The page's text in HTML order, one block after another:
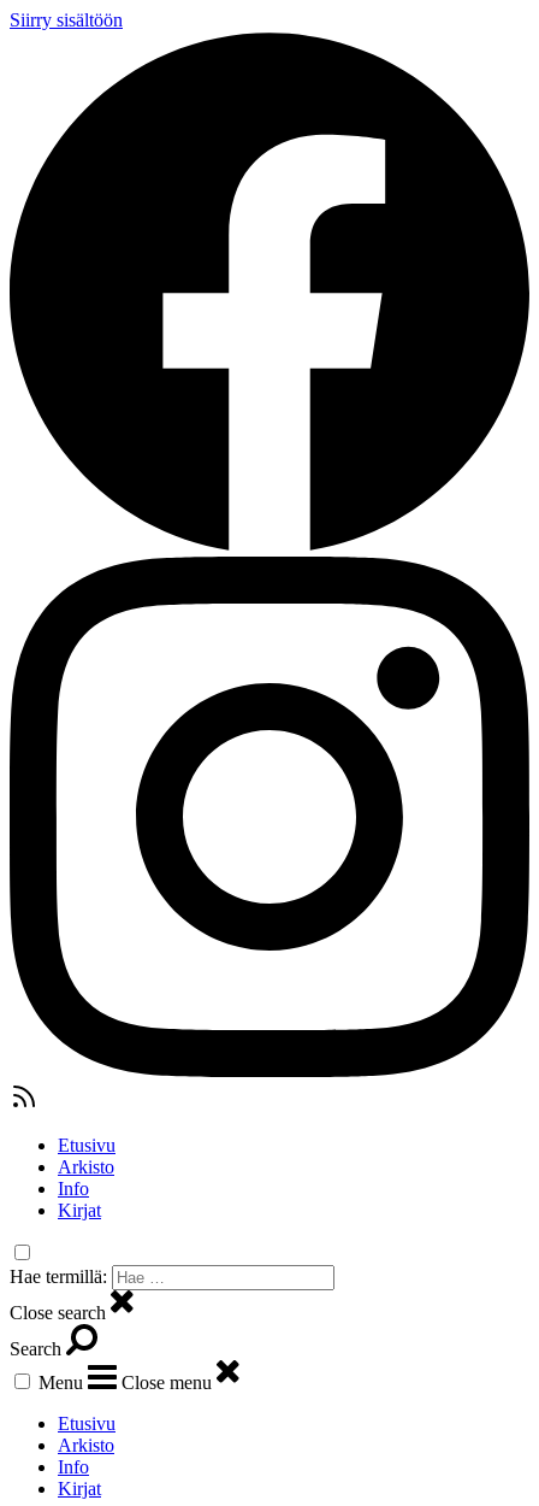
Siirry sisältöön
Etusivu
Arkisto
Info
Kirjat
Hae termillä:
Close search
Search
Menu
Close menu
Etusivu
Arkisto
Info
Kirjat